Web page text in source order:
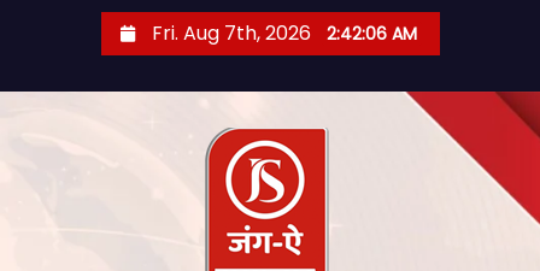
Fri. Aug 7th, 2026 2:42:07 AM